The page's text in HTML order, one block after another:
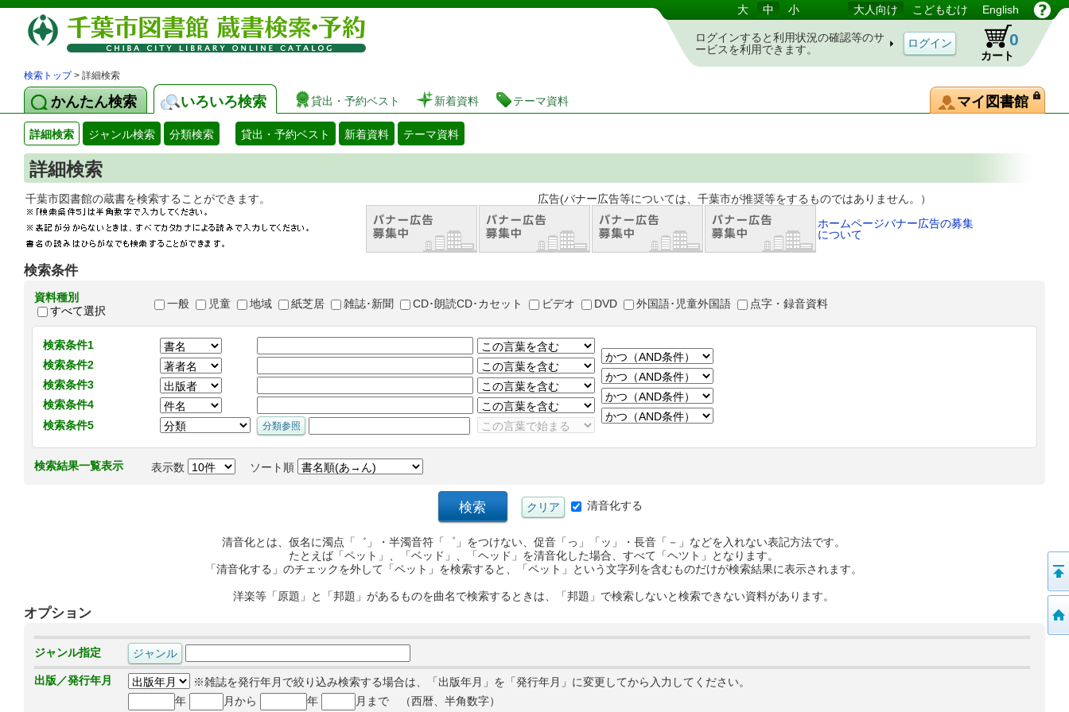
図書館 蔵書検索・予約システム 大 中 小 大人向け こどもむけ English
ログインすると利用状況の確認等のサ
ービスを利用できます。
カート
0
検索トップ> 詳細検索
かんたん検索 いろいろ検索 貸出・予約ベスト 新着資料 テーマ資料 マイ図書館
詳細検索 ジャンル検索 分類検索 貸出・予約ベスト 新着資料 テーマ資料
詳細検索
千葉市図書館の蔵書を検索することができます。 広告(バナー広告等については、千葉市が推奨等をするものではありません。）
ホームページバナー広告の募集
について
検索条件
資料種別
すべて選択
一般 児童 地域 紙芝居 雑誌･新聞 CD･朗読CD･カセット ビデオ DVD 外国語･児童外国語 点字・録音資料
検索条件1
検索条件2
検索条件3
検索条件4
検索条件5
検索結果一覧表示 表示数 ソート順
清音化する
清音化とは、仮名に濁点「゛」・半濁音符「゜」をつけない、促音「っ」「ッ」・長音「－」などを入れない表記方法です。
たとえば「ペット」、「ベッド」、「ヘッド」を清音化した場合、すべて「ヘツト」となります。
「清音化する」のチェックを外して「ペット」を検索すると、「ペット」という文字列を含むものだけが検索結果に表示されます。
洋楽等「原題」と「邦題」があるものを曲名で検索するときは、「邦題」で検索しないと検索できない資料があります。
オプション
ジャンル指定
出版／発行年月
※雑誌を発行年月で絞り込み検索する場合は、「出版年月」を「発行年月」に変更してから入力してください。
年
月から 年 月まで （西暦、半角数字）